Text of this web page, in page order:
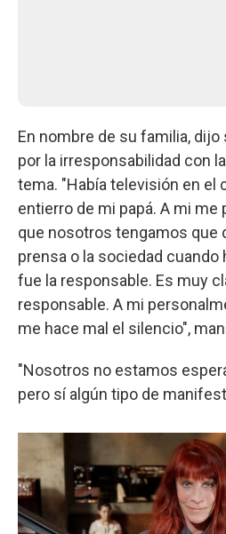
En nombre de su familia,
por la irresponsabilidad con
tema. "Había televisión en el
entierro de mi papá. A mi
que nosotros tengamos que
prensa o la sociedad cuando
fue la responsable. Es muy
responsable. A mi
me hace mal el silencio",
"Nosotros no estamos
pero sí algún tipo de